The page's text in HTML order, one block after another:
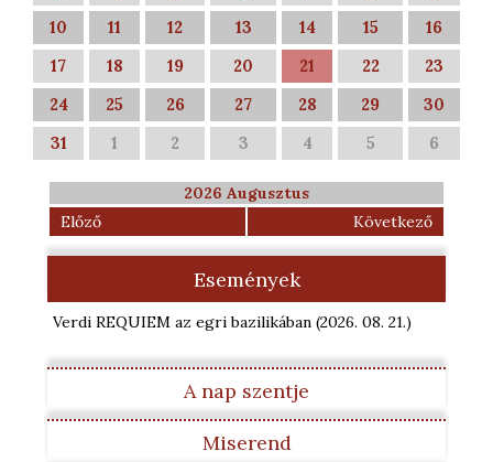
10
11 12 13 14 15
16
17
18 19 20 21 22
23
24
25 26 27 28 29
30
31
1 2 3 4 5 6
2026 Augusztus
Előző
Következő
Események
Verdi REQUIEM az egri bazilikában (2026. 08. 21.)
A nap szentje
Miserend